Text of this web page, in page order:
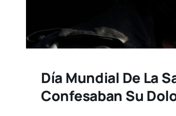
Día Mundial De La
Confesaban Su